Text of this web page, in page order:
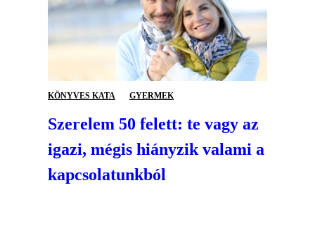
KÖNYVES KATA GYERMEK
Szerelem 50 felett: te vagy az
igazi, mégis hiányzik valami a
kapcsolatunkból